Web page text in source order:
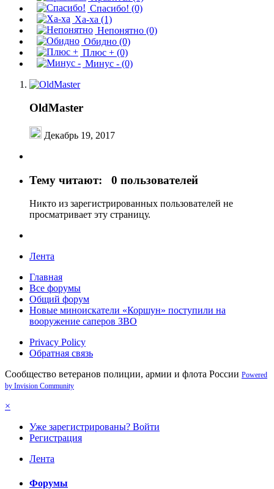
Спасибо! (0)
Ха-ха (1)
Непонятно (0)
Обидно (0)
Плюс + (0)
Минус - (0)
OldMaster
Декабрь 19, 2017
Тему читают: 0 пользователей
Никто из зарегистрированных пользователей не
просматривает эту страницу.
Лента
Главная
Все форумы
Общий форум
Новые миноискатели «Коршун» поступили на
вооружение саперов ЗВО
Privacy Policy
Обратная связь
Сообщество ветеранов полиции, армии и флота России Powered
by Invision Community
×
Уже зарегистрированы? Войти
Регистрация
Лента
Форумы